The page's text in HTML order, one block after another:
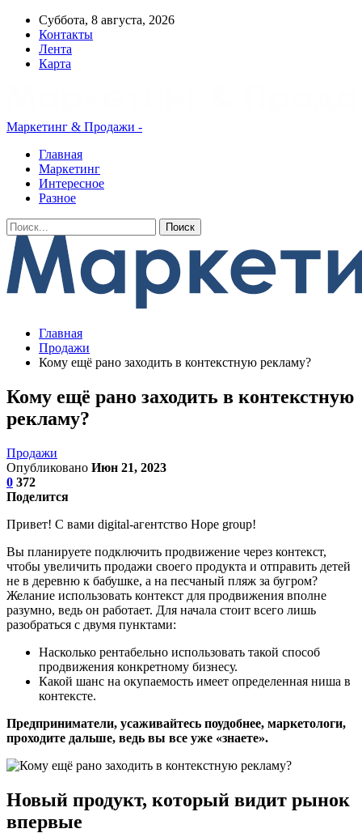
Суббота, 8 августа, 2026
Контакты
Лента
Карта
Маркетинг & Продажи -
Главная
Маркетинг
Интересное
Разное
Главная
Продажи
Кому ещё рано заходить в контекстную рекламу?
Кому ещё рано заходить в контекстную
рекламу?
Продажи
Опубликовано Июн 21, 2023
0 372
Поделится
Привет! С вами digital-агентство Hope group!
Вы планируете подключить продвижение через контекст,
чтобы увеличить продажи своего продукта и отправить детей
не в деревню к бабушке, а на песчаный пляж за бугром?
Желание использовать контекст для продвижения вполне
разумно, ведь он работает. Для начала стоит всего лишь
разобраться с двумя пунктами:
Насколько рентабельно использовать такой способ
продвижения конкретному бизнесу.
Какой шанс на окупаемость имеет определенная ниша в
контексте.
Предприниматели, усаживайтесь поудобнее, маркетологи,
проходите дальше, ведь вы все уже «знаете».
Новый продукт, который видит рынок
впервые